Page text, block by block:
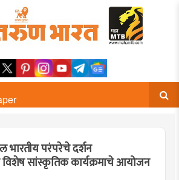
भारतीय परंपरेचे दर्शन
विशेष सांस्कृतिक कार्यक्रमाचे आयोजन